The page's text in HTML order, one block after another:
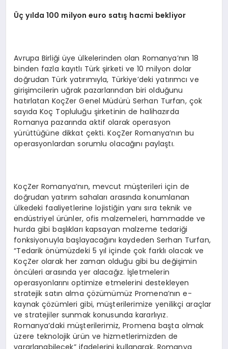
Üçyılda 100 milyon euro satış hacmi bekliyor
Avrupa Birliği üye ülkelerinden olan Romanya’nın 18
binden fazla kayıtlı Türk şirketi ve 10 milyon dolar
doğrudan Türk yatırımıyla, Türkiye’deki yatırımcı ve
girişimcilerin uğrak pazarlarından biri olduğunu
hatırlatan KoçZer Genel Müdürü Serhan Turfan, çok
sayıda Koç Topluluğu şirketinin de halihazırda
Romanya pazarında aktif olarak operasyon
yürüttüğüne dikkat çekti. KoçZer Romanya’nın bu
operasyonlardan sorumlu olacağını paylaştı.
KoçZer Romanya’nın, mevcut müşterileri için de
doğrudan yatırım sahaları arasında konumlanan
ülkedeki faaliyetlerine lojistiğin yanı sıra teknik ve
endüstriyel ürünler, ofis malzemeleri, hammadde ve
hurda gibi başlıkları kapsayan malzeme tedariği
fonksiyonuyla başlayacağını kaydeden Serhan Turfan,
“Tedarik önümüzdeki 5 yıl içinde çok farklı olacak ve
KoçZer olarak her zaman olduğu gibi bu değişimin
öncüleri arasında yer alacağız. İşletmelerin
operasyonlarını optimize etmelerini destekleyen
stratejik satın alma çözümümüz Promena’nın e-
kaynak çözümleri gibi, müşterilerimize yenilikçi araçlar
ve stratejiler sunmak konusunda kararlıyız.
Romanya’daki müşterilerimiz, Promena başta olmak
üzere teknolojik ürün ve hizmetlerimizden de